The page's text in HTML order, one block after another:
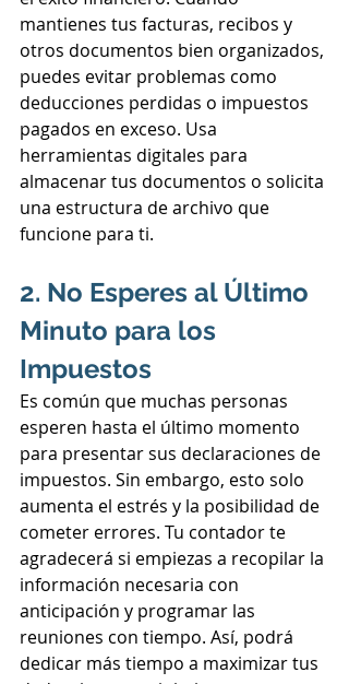
mantienes tus facturas, recibos y
otros documentos bien organizados,
puedes evitar problemas como
deducciones perdidas o impuestos
pagados en exceso. Usa
herramientas digitales para
almacenar tus documentos o solicita
una estructura de archivo que
funcione para ti.
2. No Esperes al Último
Minuto para los
Impuestos
Es común que muchas personas
esperen hasta el último momento
para presentar sus declaraciones de
impuestos. Sin embargo, esto solo
aumenta el estrés y la posibilidad de
cometer errores. Tu contador te
agradecerá si empiezas a recopilar la
información necesaria con
anticipación y programar las
reuniones con tiempo. Así, podrá
dedicar más tiempo a maximizar tus